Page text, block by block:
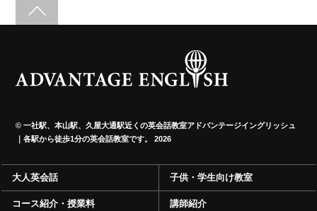
©一社駅、本山駅、久屋大通駅近くの英会話教室アドバンテージイングリッシュ
｜各駅から徒歩1分の英会話教室です。
2026
大人英会話 子供・学生向け教室
コース紹介・授業料 講師紹介